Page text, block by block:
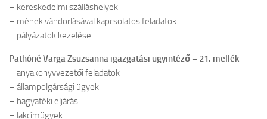
– kereskedelmi szálláshelyek
– méhek vándorlásával kapcsolatos feladatok
– pályázatok kezelése
Pathóné Varga Zsuzsanna igazgatási ügyintéző – 21. mellék
– anyakönyvvezetői feladatok
– állampolgársági ügyek
– hagyatéki eljárás
– lakcímügyek